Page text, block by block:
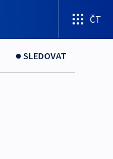
ČT
SLEDOVAT